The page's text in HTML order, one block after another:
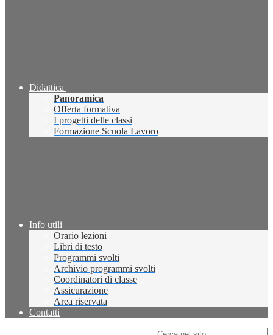
Didattica
Panoramica
Offerta formativa
I progetti delle classi
Formazione Scuola Lavoro
Info utili
Orario lezioni
Libri di testo
Programmi svolti
Archivio programmi svolti
Coordinatori di classe
Assicurazione
Area riservata
Contatti